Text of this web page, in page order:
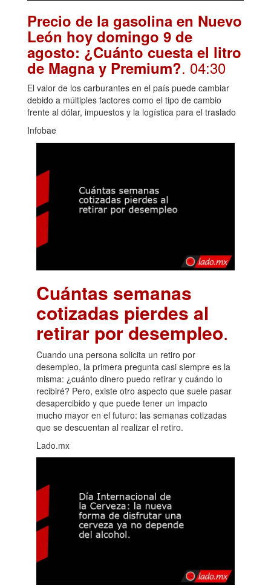
Precio de la gasolina en Nuevo
León hoy domingo 9 de
agosto: ¿Cuánto cuesta el litro
de Magna y Premium?. 04:30
El valor de los carburantes en el país puede cambiar
debido a múltiples factores como el tipo de cambio
frente al dólar, impuestos y la logística para el traslado
Infobae
Cuántas semanas
cotizadas pierdes al
retirar por desempleo.
Cuando una persona solicita un retiro por
desempleo, la primera pregunta casi siempre es la
misma: ¿cuánto dinero puedo retirar y cuándo lo
recibiré? Pero, existe otro aspecto que suele pasar
desapercibido y que puede tener un impacto
mucho mayor en el futuro: las semanas cotizadas
que se descuentan al realizar el retiro.
Lado.mx